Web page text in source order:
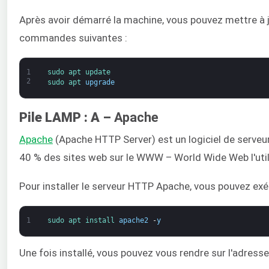
Après avoir démarré la machine, vous pouvez mettre
commandes suivantes :
1
2
sudo apt
update
sudo apt upgrade
Pile LAMP : A – Apache
Apache (Apache HTTP Server) est un logiciel de
40 % des sites web sur le WWW – World Wide Web
Pour installer le serveur HTTP Apache, vous pouvez
1 sudo apt install apache2 -y
Une fois installé, vous pouvez vous rendre sur